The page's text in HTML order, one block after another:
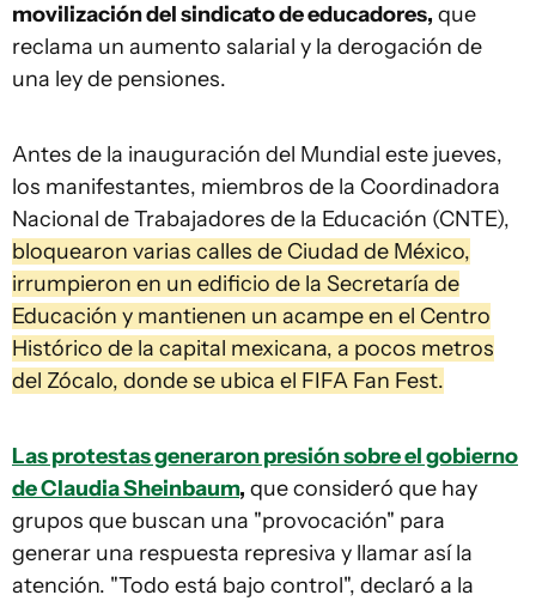
movilización del sindicato de educadores, que
reclama un aumento salarial y la derogación de
una ley de pensiones.
Antes de la inauguración del Mundial este jueves,
los manifestantes, miembros de la Coordinadora
Nacional de Trabajadores de la Educación (CNTE),
bloquearon varias calles de Ciudad de México,
irrumpieron en un edificio de la Secretaría de
Educación y mantienen un acampe en el Centro
Histórico de la capital mexicana, a pocos metros
del Zócalo, donde se ubica el FIFA Fan Fest.
Las protestas generaron presión sobre el gobierno
de Claudia Sheinbaum, que consideró que hay
grupos que buscan una "provocación" para
generar una respuesta represiva y llamar así la
atención. "Todo está bajo control", declaró a la